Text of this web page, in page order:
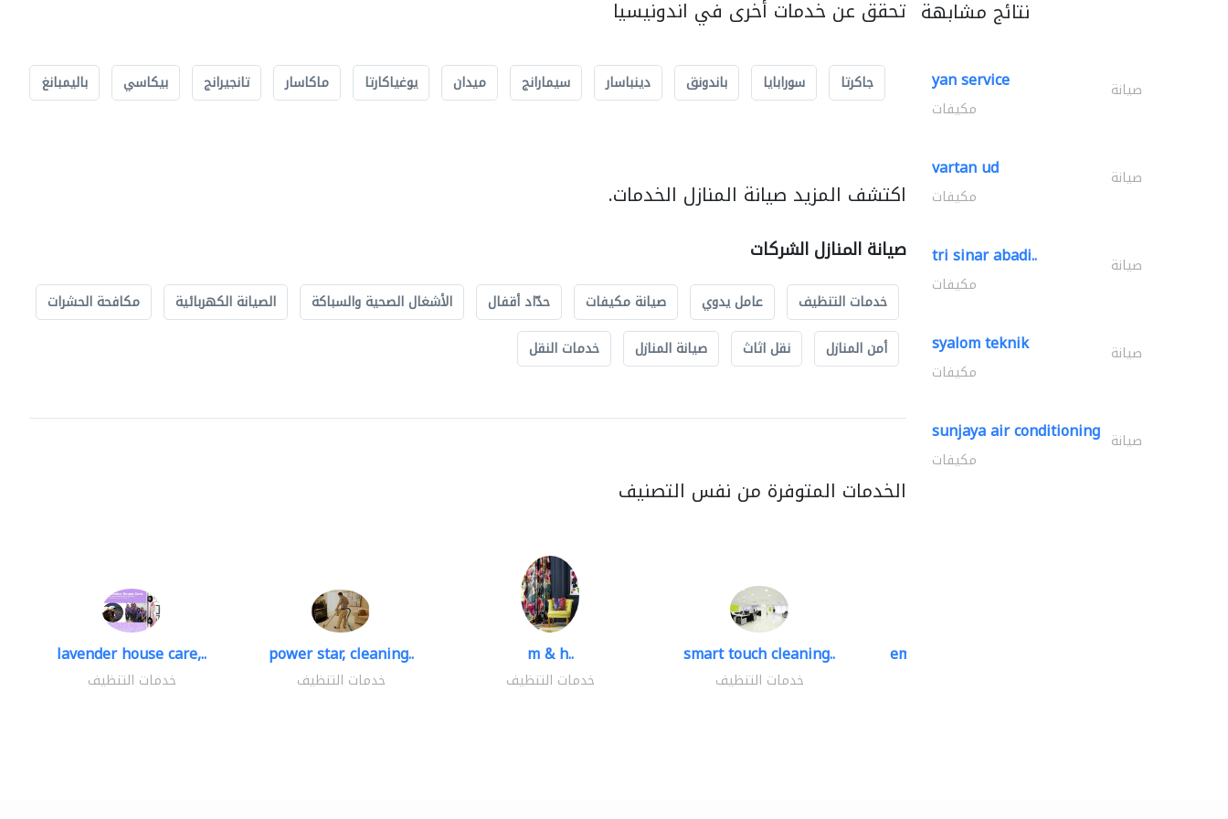
تحقق عن خدمات أخرى في اندونيسيا
جاكرتا سورابايا باندونق دينباسار سيمارانج ميدان يوغياكارتا ماكاسار تانجيرانج بيكاسي باليمبانغ
اكتشف المزيد صيانة المنازل الخدمات.
صيانة المنازل الشركات
خدمات التنظيف عامل يدوي صيانة مكيفات حدّاد أقفال الأشغال الصحية والسباكة الصيانة الكهربائية
مكافحة الحشرات
أمن المنازل
نقل اثاث صيانة المنازل خدمات النقل
الخدمات المتوفرة من نفس التصنيف
lavender house care,..
خدمات التنظيف
power star, cleaning..
خدمات التنظيف
m & h..
خدمات التنظيف
smart touch cleaning..
خدمات التنظيف
emerald star cleaning..
نتائج مشابهة
yan service صيانة
مكيفات
vartan ud صيانة
مكيفات
tri sinar abadi.. صيانة
مكيفات
syalom teknik صيانة
مكيفات
sunjaya air conditioning صيانة
مكيفات